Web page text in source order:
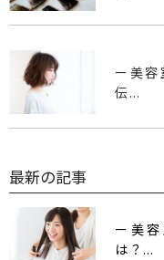
ー美容
伝...
最新の記事
ー美
は？...